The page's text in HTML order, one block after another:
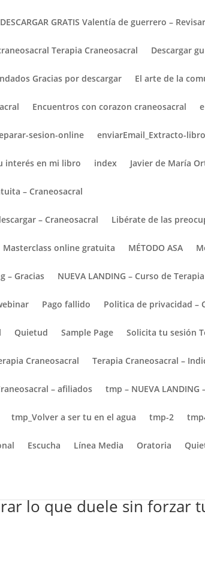
DESCARGAR GRATIS Valentía de guerrero –
Terapia Craneosacral Descargar
Gracias por descargar El arte de la
Encuentros con corazon craneosacral
sesion-online enviarEmail_Extracto-
interés en mi libro index Javier de María
– Craneosacral
– Craneosacral Libérate de las
Masterclass online gratuita MÉTODO ASA
– Gracias NUEVA LANDING – Curso de
Pago fallido Politica de privacidad –
Quietud Sample Page Solicita tu sesión
Craneosacral Terapia Craneosacral –
– afiliados tmp – NUEVA
tmp_Volver a ser tu en el agua tmp-2
Escucha Línea Media Oratoria
sanación profunda
desde lo profundo Por Javier de María
lo que duele sin forzar